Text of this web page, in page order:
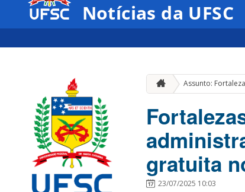
Notícias da UFSC
Assunto:
gratuita
23/07/2025 10:03